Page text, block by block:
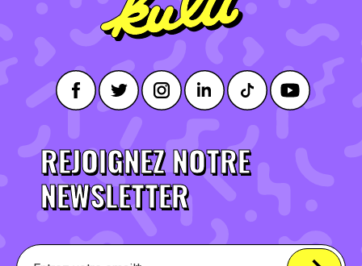
REJOIGNEZ NOTRE
NEWSLETTER